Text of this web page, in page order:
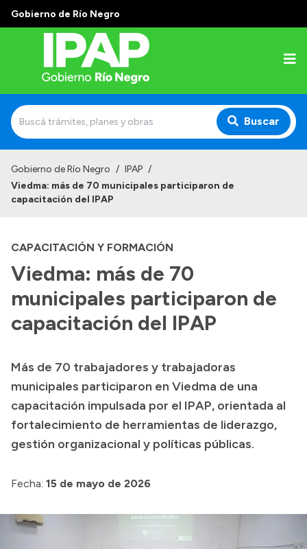
Gobierno de Río Negro
Buscar
Institucional
Autoridades
Alumnos
Docentes y Capacitadores
Delegaciones
Normativa
Accesos directos
SIU GUARANÍ
SECUNDARIO
CAPACITACIONES
Gobierno de Río Negro / IPAP /
Viedma: más de 70 municipales participaron de
capacitación del IPAP
CAPACITACIÓN Y FORMACIÓN
Viedma: más de 70
municipales participaron de
capacitación del IPAP
Más de 70 trabajadores y trabajadoras
municipales participaron en Viedma de una
capacitación impulsada por el IPAP, orientada al
fortalecimiento de herramientas de liderazgo,
gestión organizacional y políticas públicas.
Fecha: 15 de mayo de 2026